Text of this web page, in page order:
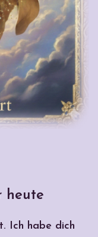
heute
Ich habe dich